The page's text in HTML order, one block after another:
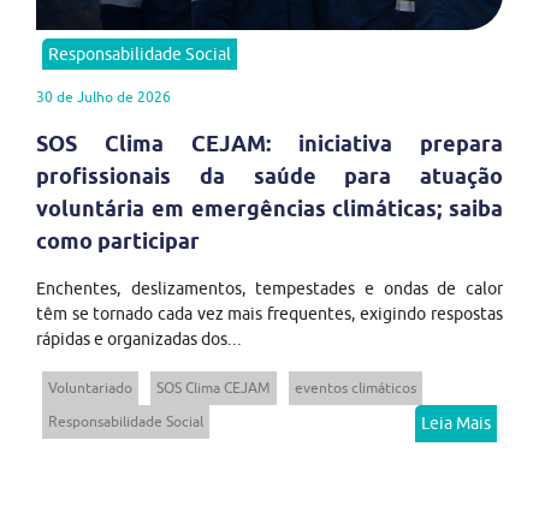
Responsabilidade Social
30 de Julho de 2026
SOS Clima CEJAM: iniciativa prepara
profissionais da saúde para atuação
voluntária em emergências climáticas; saiba
como participar
Enchentes, deslizamentos, tempestades e ondas de calor
têm se tornado cada vez mais frequentes, exigindo respostas
rápidas e organizadas dos...
Voluntariado SOS Clima CEJAM
eventos climáticos
Responsabilidade Social
Leia Mais